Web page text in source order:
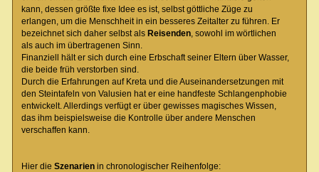
kann, dessen größte fixe Idee es ist, selbst göttliche Züge zu
erlangen, um die Menschheit in ein besseres Zeitalter zu führen. Er
bezeichnet sich daher selbst als Reisenden, sowohl im wörtlichen
als auch im übertragenen Sinn.
Finanziell hält er sich durch eine Erbschaft seiner Eltern über Wasser,
die beide früh verstorben sind.
Durch die Erfahrungen auf Kreta und die Auseinandersetzungen mit
den Steintafeln von Valusien hat er eine handfeste Schlangenphobie
entwickelt. Allerdings verfügt er über gewisses magisches Wissen,
das ihm beispielsweise die Kontrolle über andere Menschen
verschaffen kann.
Hier die Szenarienin chronologischer Reihenfolge: